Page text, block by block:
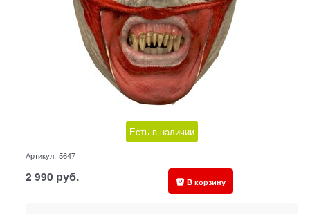
Есть в наличии
Артикул: 5647
2 990 руб. В корзину